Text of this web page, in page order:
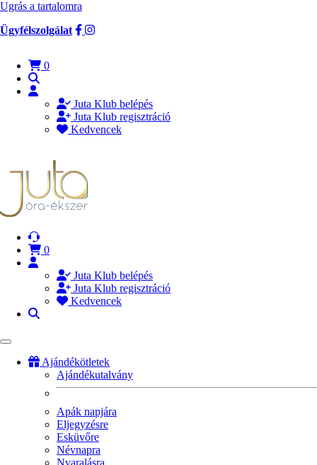
Ugrás a tartalomra
Ügyfélszolgálat
0
Juta Klub belépés
Juta Klub regisztráció
Kedvencek
0
Juta Klub belépés
Juta Klub regisztráció
Kedvencek
Ajándékötletek
Ajándékutalvány
Apák napjára
Eljegyzésre
Esküvőre
Névnapra
Nyaralásra